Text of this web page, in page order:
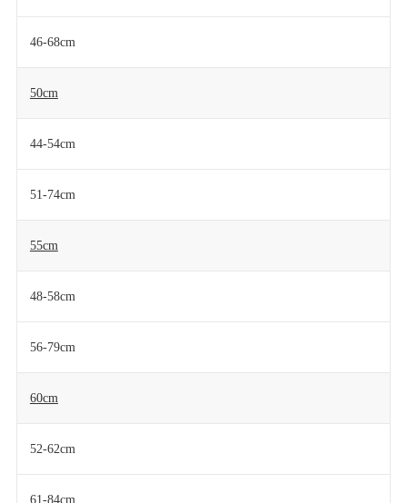
46-68cm
50cm
44-54cm
51-74cm
55cm
48-58cm
56-79cm
60cm
52-62cm
61-84cm